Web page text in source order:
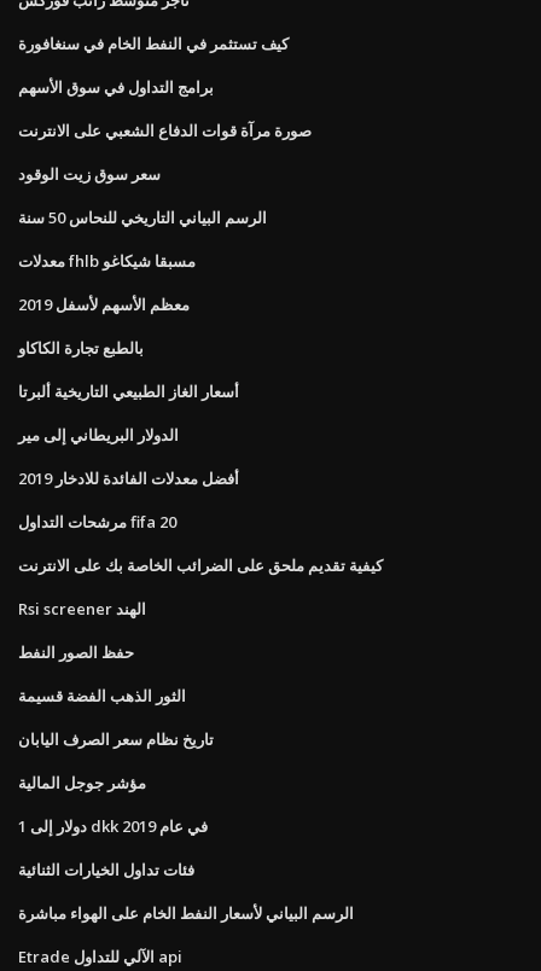
كيف تستثمر في النفط الخام في سنغافورة
برامج التداول في سوق الأسهم
صورة مرآة قوات الدفاع الشعبي على الانترنت
سعر سوق زيت الوقود
الرسم البياني التاريخي للنحاس 50 سنة
معدلات fhlb مسبقا شيكاغو
معظم الأسهم لأسفل 2019
بالطبع تجارة الكاكاو
أسعار الغاز الطبيعي التاريخية ألبرتا
الدولار البريطاني إلى مير
أفضل معدلات الفائدة للادخار 2019
مرشحات التداول fifa 20
كيفية تقديم ملحق على الضرائب الخاصة بك على الانترنت
Rsi screener الهند
حفظ الصور النفط
الثور الذهب الفضة قسيمة
تاريخ نظام سعر الصرف اليابان
مؤشر جوجل المالية
1 دولار إلى dkk في عام 2019
فئات تداول الخيارات الثنائية
الرسم البياني لأسعار النفط الخام على الهواء مباشرة
Etrade الآلي للتداول api